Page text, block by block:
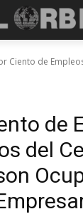
Ciento de
de
del